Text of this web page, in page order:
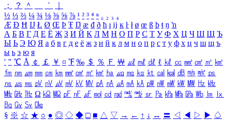
；
？ ＾ ｀
½ ⅓ ⅔ ¼ ¾ ⅛ ⅜ ⅝ ⅞ ¹ ² ³ ⁴ ⁿ ₁ ₂ ₃ ₄
Æ Ð Ħ Ĳ Ł Ø Œ Þ Ŧ Ŋ æ đ ð ħ ı ĳ ĸ ŀ ł ø œ ß þ ŧ ŋ ŉ
А Б В Г Д Е Ё Ж З И Й К Л М Н О П Р С Т У Ф Х Ц Ч Ш Щ Ъ
Ы Ь Э Ю Я а б в г д е ё ж з и й к л м н о п р с т у ф х ц ч ш щ ъ
ы ь э ю я
′ ″ ℃ Å ￠ ￡ ￥ ¤ ℉ ‰ ＄ ％ Ｆ ￦ ㎕ ㎖ ㎗ ℓ ㎘ ㏄ ㎣ ㎤ ㎥ ㎦
㎙ ㎚ ㎛ ㎜ ㎝ ㎞ ㎟ ㎠ ㎡ ㎢ ㏊ ㎍ ㎎ ㎏ ㏏ ㎈ ㎉ ㏈ ㎧ ㎨ ㎰
㎱ ㎲ ㎳ ㎴ ㎵ ㎶ ㎷ ㎸ ㎹ ㎀ ㎁ ㎂ ㎃ ㎄ ㎺ ㎻ ㎽ ㎾ ㎿ ㎐ ㎑
㎒ ㎓ ㎔ Ω ㏀ ㏁ ㎊ ㎋ ㎌ ㏖ ㏅ ㎭ ㎮ ㎯ ㏛ ㎩ ㎪ ㎫ ㎬ ㏝ ㏐
㏓
㏃ ㏉ ㏜ ㏆
§ ※ ☆ ★ ○ ● ◎ ◇ ◆ □ ■ △ ▽ → ← ↑ ↓ ↔ 〓 ◁ ◀ ▷ ▶ ♤